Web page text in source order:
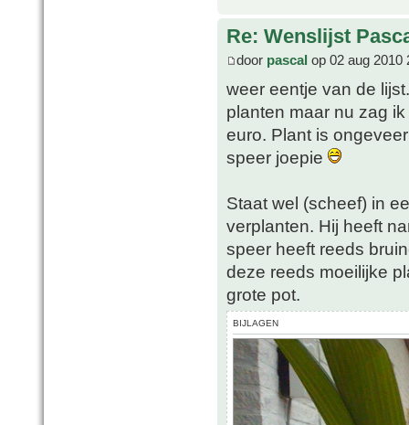
Re: Wenslijst
door pascal op 02 aug 2010
weer eentje van de
planten maar nu zag
euro. Plant is
speer joepie
Staat wel (scheef) in
verplanten. Hij heeft
speer heeft reeds
deze reeds moeilijke
grote pot.
BIJLAGEN